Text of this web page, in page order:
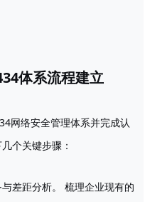
体系流程建立
网络安全管理体系并完成认
个关键步骤：
差距分析。
梳理企业现有的